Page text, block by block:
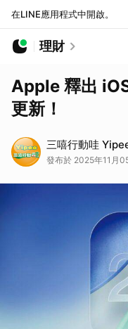
在LINE應用程式中開啟。
理財
Apple 釋出
更新！
三嘻行動哇
發布於 2025年11月